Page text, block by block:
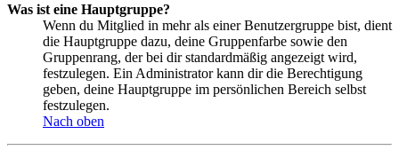
Was ist eine Hauptgruppe?
Wenn du Mitglied in mehr als einer Benutzergruppe bist, dient
die Hauptgruppe dazu, deine Gruppenfarbe sowie den
Gruppenrang, der bei dir standardmäßig angezeigt wird,
festzulegen. Ein Administrator kann dir die Berechtigung
geben, deine Hauptgruppe im persönlichen Bereich selbst
festzulegen.
Nach oben